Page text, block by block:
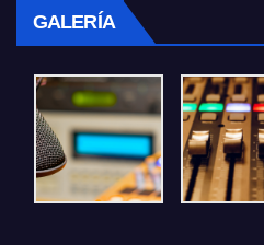
GALERÍA